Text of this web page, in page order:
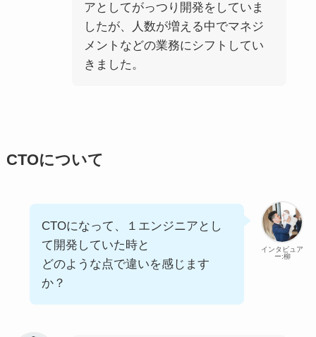
アとしてがっつり開発をしていま
したが、人数が増える中でマネジ
メントなどの業務にシフトしてい
きました。
CTOについて
インタビュア
ー:柳
CTOになって、１エンジニアとし
て開発していた時と
どのような点で違いを感じます
か？